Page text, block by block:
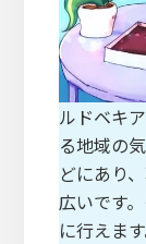
ルドベキ
る地域の
どにあり
広いです
に行えます